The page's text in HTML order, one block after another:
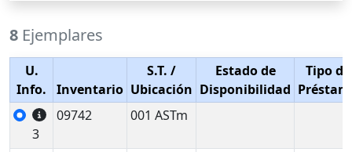
8 Ejemplares
U.
Info.
Inventario
S.T. /
Ubicación
Estado de
Disponibilidad
Tipo de
3
09742 001 ASTm